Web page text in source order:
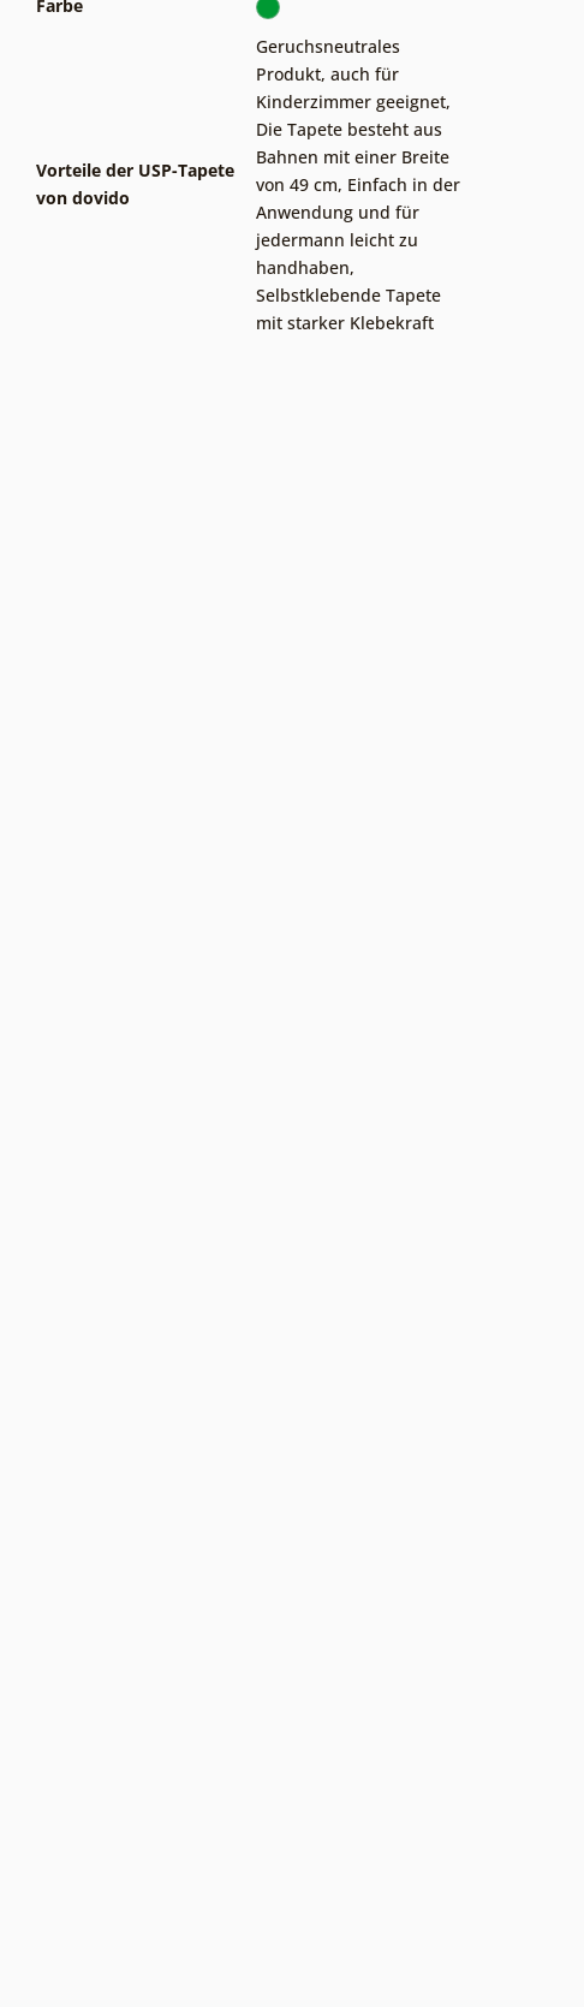
Farbe
Vorteile der USP-Tapete
von dovido
Geruchsneutrales
Produkt, auch für
Kinderzimmer geeignet,
Die Tapete besteht aus
Bahnen mit einer Breite
von 49 cm, Einfach in der
Anwendung und für
jedermann leicht zu
handhaben,
Selbstklebende Tapete
mit starker Klebekraft